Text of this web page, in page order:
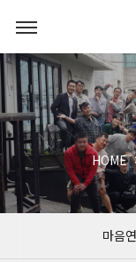
HOME
마음